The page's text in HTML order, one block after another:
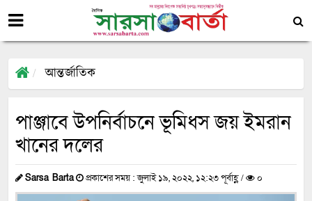
আন্তর্জাতিক
পাঞ্জাবে উপনির্বাচনে ভূমিধস জয় ইমরান
খানের দলের
Sarsa Barta প্রকাশের সময় : জুলাই ১৯, ২০২২, ১২:২৩ পূর্বাহ্ণ / ০